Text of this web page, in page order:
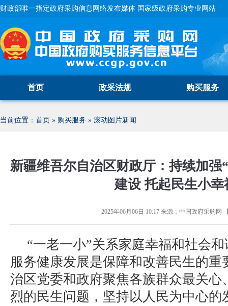
财政部唯一指定政府采购信息网络发布媒体 国家级政府采购专业网站
首页 政采法规 购买服务
当前位置： 首页 » 购买服务 » 滚动图片新闻
新疆维吾尔自治区财政厅：持续加强
建设 托起民生小幸
2025年06月06日 10:17来源： 中国政府采购网
“一老一小”关系家庭幸福和社会
服务健康发展是保障和改善民生的重
治区党委和政府聚焦各族群众最关心
烈的民生问题，坚持以人民为中心的